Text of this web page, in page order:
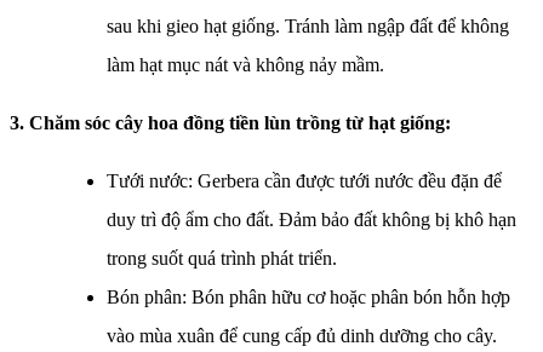
sau khi gieo hạt giống. Tránh làm ngập đất để không
làm hạt mục nát và không nảy mầm.
3. Chăm sóc cây hoa đồng tiền lùn trồng từ hạt giống:
Tưới nước: Gerbera cần được tưới nước đều đặn để
duy trì độ ẩm cho đất. Đảm bảo đất không bị khô hạn
trong suốt quá trình phát triển.
Bón phân: Bón phân hữu cơ hoặc phân bón hỗn hợp
vào mùa xuân để cung cấp đủ dinh dưỡng cho cây.